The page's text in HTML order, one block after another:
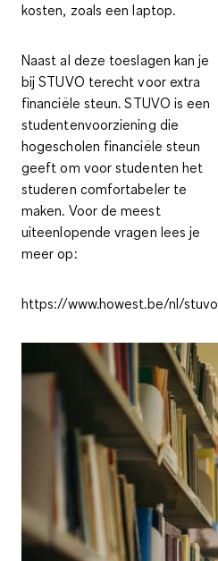
kosten, zoals een laptop.
Naast al deze toeslagen kan je
bij STUVO terecht voor extra
financiële steun. STUVO is een
studentenvoorziening die
hogescholen financiële steun
geeft om voor studenten het
studeren comfortabeler te
maken. Voor de meest
uiteenlopende vragen lees je
meer op:
https://www.howest.be/nl/stuvo